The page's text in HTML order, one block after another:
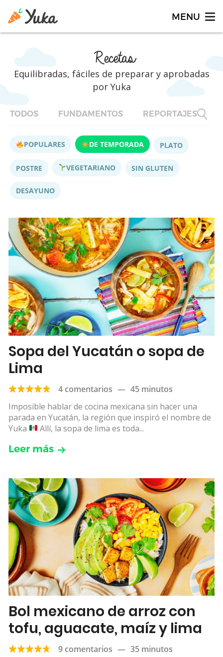
Recetas
Equilibradas, fáciles de preparar y aprobadas
por Yuka
TODOS FUNDAMENTOS REPORTAJES
POPULARES DE TEMPORADA PLATO
POSTRE VEGETARIANO SIN GLUTEN
DESAYUNO
Sopa del Yucatán o sopa de
Lima
4 comentarios — 45 minutos
Imposible hablar de cocina mexicana sin hacer una
parada en Yucatán, la región que inspiró el nombre de
Yuka
Allí, la sopa de lima es toda...
Leer más
Bol mexicano de arroz con
tofu, aguacate, maíz y lima
9 comentarios — 35 minutos